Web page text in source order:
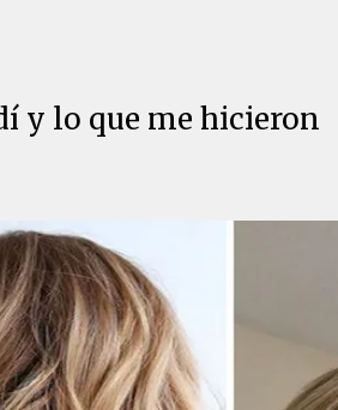
y lo que me hicieron